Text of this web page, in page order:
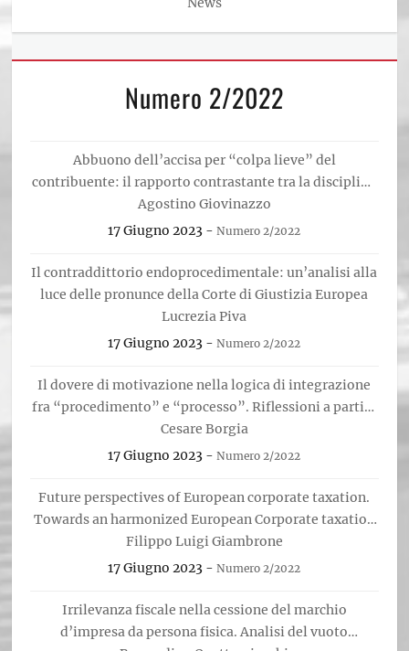
Numero 2/2022
Abbuono dell’accisa per “colpa lieve” del
contribuente: il rapporto contrastante tra la disciplina
del Testo Unico Accise e la direttiva (UE) 2020/2062
Agostino Giovinazzo
17 Giugno 2023 -Numero 2/2022
Il contraddittorio endoprocedimentale: un’analisi alla
luce delle pronunce della Corte di Giustizia Europea
Lucrezia Piva
17 Giugno 2023 -Numero 2/2022
Il dovere di motivazione nella logica di integrazione
fra “procedimento” e “processo”. Riflessioni a partire
da una recente sentenza della Corte EDU
Cesare Borgia
17 Giugno 2023 -Numero 2/2022
Future perspectives of European corporate taxation.
Towards an harmonized European Corporate taxation
within the Member States
Filippo Luigi Giambrone
17 Giugno 2023 -Numero 2/2022
Irrilevanza fiscale nella cessione del marchio
d’impresa da persona fisica. Analisi del vuoto